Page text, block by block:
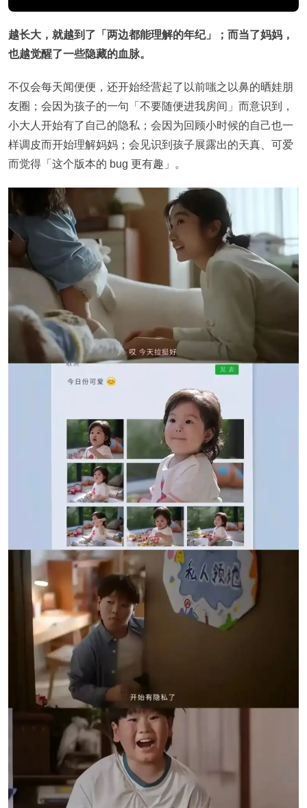
越长大，就越到了「两边都能理解的年纪」；而当了妈妈，
也越觉醒了一些隐藏的血脉。
不仅会每天闻便便，还开始经营起了以前嗤之以鼻的晒娃朋
友圈；会因为孩子的一句「不要随便进我房间」而意识到，
小大人开始有了自己的隐私；会因为回顾小时候的自己也一
样调皮而开始理解妈妈；会见识到孩子展露出的天真、可爱
而觉得「这个版本的 bug 更有趣」。